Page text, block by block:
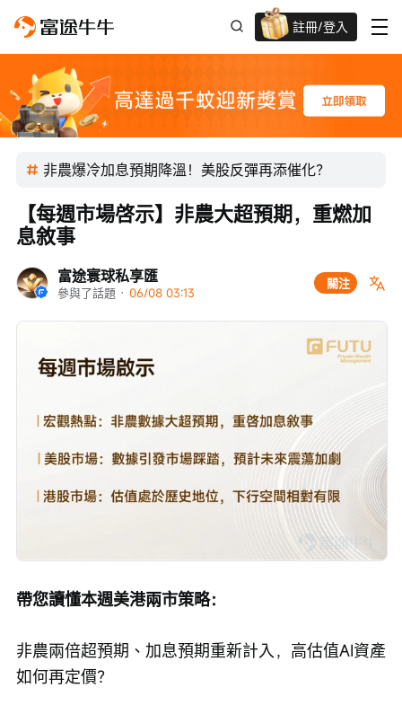
註冊/登入
迎新驚喜賞 股票/BTC等任你揀!
非農爆冷加息預期降溫！美股反彈再添催化？
富途寰球私享匯
參與了話題 · 06/08 03:13
關注
【每週市場啓示】非農大超預期，重燃加
息敘事
帶您讀懂本週美港兩市策略：
非農兩倍超預期、加息預期重新計入，高估值AI資產
如何再定價？